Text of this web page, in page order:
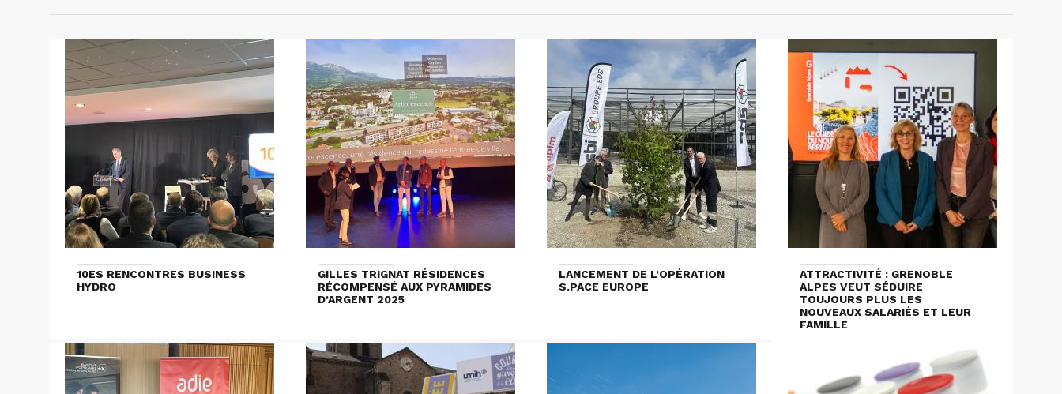
10ES RENCONTRES BUSINESS
HYDRO
GILLES TRIGNAT RÉSIDENCES
RÉCOMPENSÉ AUX PYRAMIDES
D’ARGENT 2025
LANCEMENT DE L’OPÉRATION
S.PACE EUROPE
ATTRACTIVITÉ : GRENOBLE
ALPES VEUT SÉDUIRE
TOUJOURS PLUS LES
NOUVEAUX SALARIÉS ET LEUR
FAMILLE